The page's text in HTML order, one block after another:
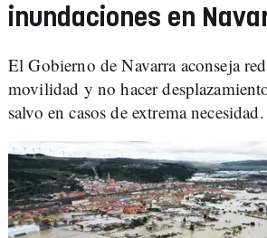
inundaciones en
El Gobierno de Navarra aconseja
movilidad y no hacer
salvo en casos de extrema necesidad.